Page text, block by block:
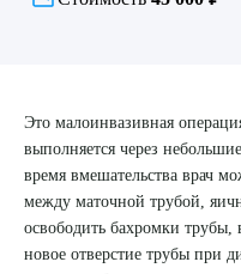
Это малоинвазивная
выполняется через
время вмешательства врач
между маточной трубой,
освободить бахромки трубы,
новое отверстие трубы при